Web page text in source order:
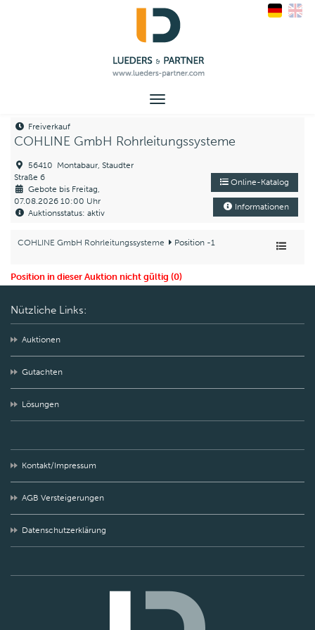
Toggle
Freiverkauf
COHLINE GmbH Rohrleitungssysteme
56410 Montabaur, Staudter
Straße 6
Gebote bis Freitag,
07.08.2026 10:00 Uhr
Auktionsstatus: aktiv
Online-Katalog
Informationen
COHLINE GmbH Rohrleitungssysteme Position -1
Position in dieser Auktion nicht gültig (0)
Nützliche Links:
Auktionen
Gutachten
Lösungen
Kontakt/Impressum
AGB Versteigerungen
Datenschutzerklärung